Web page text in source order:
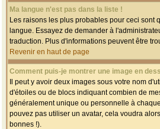
Ma langue n'est pas dans la liste !
Les raisons les plus probables pour ceci sont
langue. Essayez de demander à
traduction. Plus d'informations peuvent être
Revenir en haut de page
Comment puis-je montrer une image en
Il peut y avoir deux images sous votre nom
d'étoiles ou de blocs indiquant combien de
généralement unique ou personnelle à
pouvez pas utiliser un avatar, cela voudra
bonnes !).